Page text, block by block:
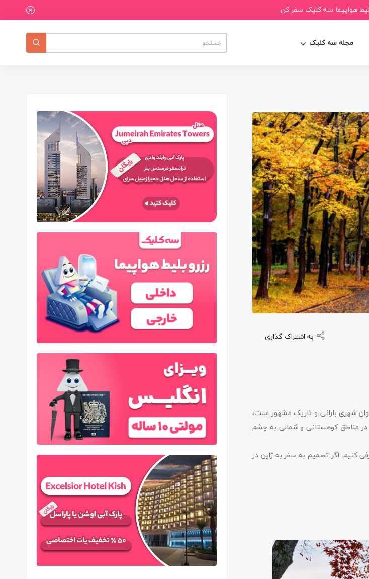
هواپیما سه کلیک سفر کن
مجله سه کلیک
به اشتراک گذاری
شهری بارانی و تاریک مشهور است،
در مناطق کوهستانی و شمالی به چشم
کنیم. اگر تصمیم به سفر به ژاپن در